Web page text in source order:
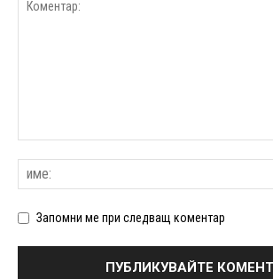
Запомни ме при следващ коментар